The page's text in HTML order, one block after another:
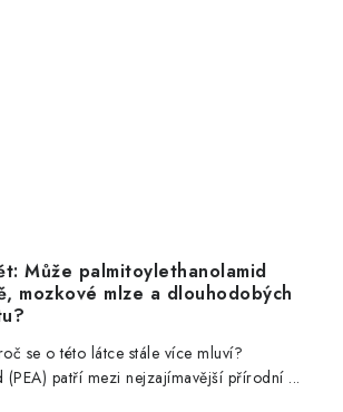
Může palmitoylethanolamid
mozkové mlze a dlouhodobých
se o této látce stále více mluví?
(PEA) patří mezi nejzajímavější přírodní ...